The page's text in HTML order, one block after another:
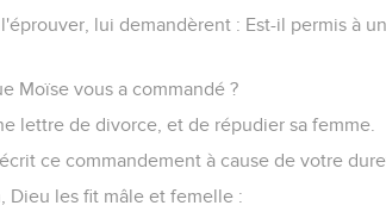
lui demandèrent : Est-il permis à
Moïse vous a commandé ?
lettre de divorce, et de répudier sa femme.
ce commandement à cause de votre
Dieu les fit mâle et femelle :